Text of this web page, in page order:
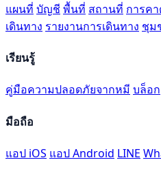
แผนที่ บัญชี พื้นที่ สถานที่ การค
เดินทาง รายงานการเดินทาง ชุม
เรียนรู้
คู่มือความปลอดภัยจากหมี บล็อก
มือถือ
แอป iOS แอป Android LINE